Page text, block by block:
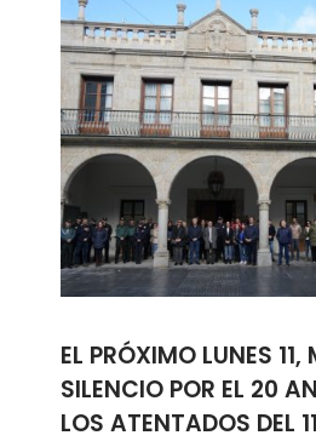
EL PRÓXIMO LUNES 11,
SILENCIO POR EL 20
LOS ATENTADOS DEL